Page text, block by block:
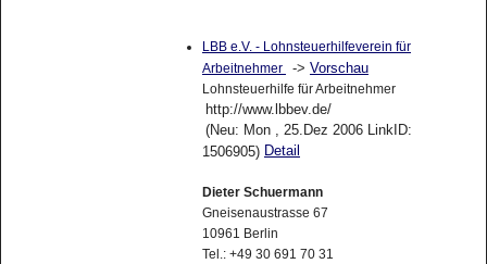
LBB e.V. - Lohnsteuerhilfeverein für
Arbeitnehmer
-> Vorschau
Lohnsteuerhilfe für Arbeitnehmer
http://www.lbbev.de/
(Neu: Mon , 25.Dez 2006 LinkID:
1506905) Detail
Dieter Schuermann
Gneisenaustrasse 67
10961 Berlin
Tel.: +49 30 691 70 31